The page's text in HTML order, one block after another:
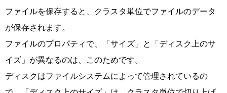
ファイルを保存すると、クラスタ単位でファイルのデータ
が保存されます。
ファイルのプロパティで、「サイズ」と「ディスク上のサ
イズ」が異なるのは、このためです。
ディスクはファイルシステムによって管理されているの